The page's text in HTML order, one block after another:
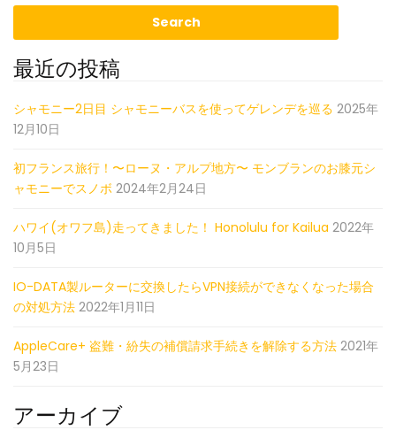
最近の投稿
シャモニー2日目 シャモニーバスを使ってゲレンデを巡る 2025年
12月10日
初フランス旅行！〜ローヌ・アルプ地方〜 モンブランのお膝元シ
ャモニーでスノボ 2024年2月24日
ハワイ(オワフ島)走ってきました！ Honolulu for Kailua 2022年
10月5日
IO-DATA製ルーターに交換したらVPN接続ができなくなった場合
の対処方法 2022年1月11日
AppleCare+ 盗難・紛失の補償請求手続きを解除する方法 2021年
5月23日
アーカイブ